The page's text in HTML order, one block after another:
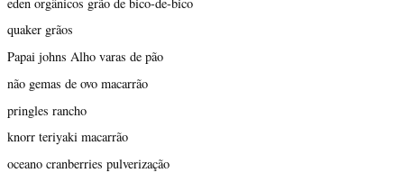
quaker grãos
Papai johns Alho varas de pão
não gemas de ovo macarrão
pringles rancho
knorr teriyaki macarrão
oceano cranberries pulverização